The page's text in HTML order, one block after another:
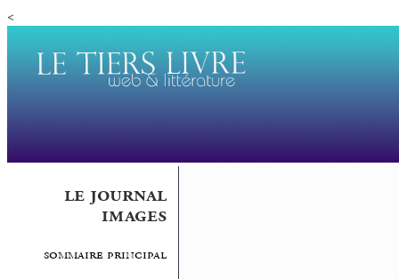
<
le journal
images
sommaire principal